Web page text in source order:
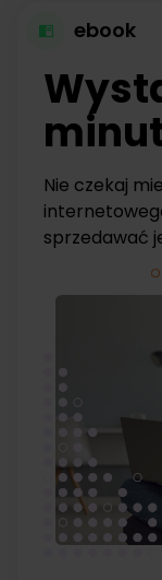
ebook
Nie czekaj
sprzedawać